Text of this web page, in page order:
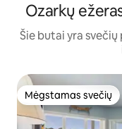
Ozarkų
Šie butai yra
Mėgstamas svečių
Mėgstamas svečių